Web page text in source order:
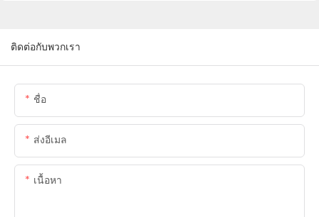
ติดต่อกับพวกเรา
ชื่อ
ส่งอีเมล
เนื้อหา